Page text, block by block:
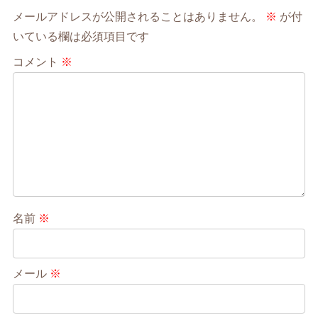
メールアドレスが公開されることはありません。 ※ が付
いている欄は必須項目です
コメント ※
名前 ※
メール ※